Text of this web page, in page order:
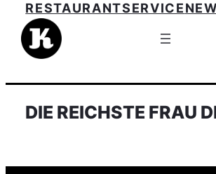
RESTAURANTSERVICE
DIE REICHSTE FRAU